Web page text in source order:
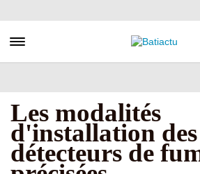
au
principal
Toggle navigation
Les modalités
d'installation des
détecteurs de